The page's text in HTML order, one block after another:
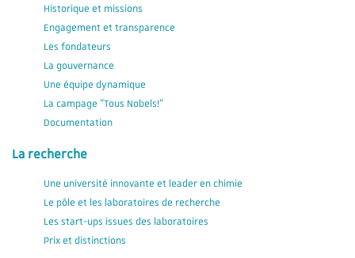
Historique et missions
Engagement et transparence
Les fondateurs
La gouvernance
Une équipe dynamique
La campage "Tous Nobels!"
Documentation
La recherche
Une université innovante et leader en chimie
Le pôle et les laboratoires de recherche
Les start-ups issues des laboratoires
Prix et distinctions